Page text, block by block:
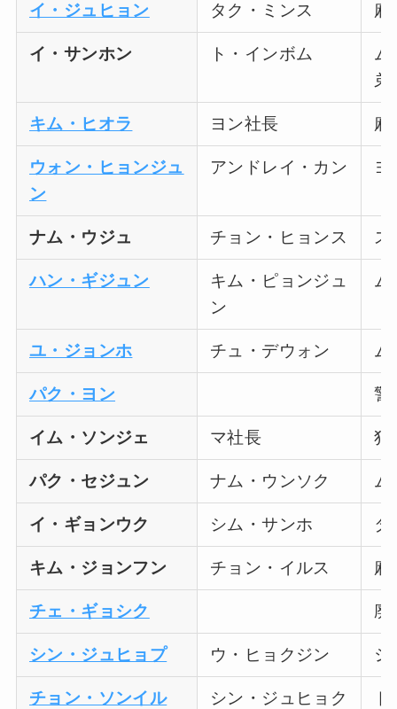
イ・ジュヒョン タク・ミンス 麻
イ・サンホン ト・インボム
ム
弟
キム・ヒオラ ヨン社長 麻
ウォン・ヒョンジュ
ン
アンドレイ・カン ヨ
ナム・ウジュ チョン・ヒョンス ス
ハン・ギジュン
キム・ピョンジュ
ン
ム
ユ・ジョンホ チュ・デウォン ム
パク・ヨン 警
イム・ソンジェ マ社長 犯
パク・セジュン ナム・ウンソク ム
イ・ギョンウク シム・サンホ タ
キム・ジョンフン チョン・イルス 麻
チェ・ギョシク 廃
シン・ジュヒョプ ウ・ヒョクジン シ
チョン・ソンイル シン・ジュヒョク